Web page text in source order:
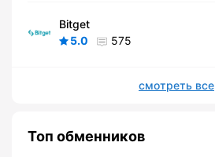
Bitget
5.0
575
смотреть все
Топ обменников